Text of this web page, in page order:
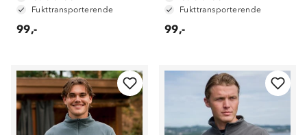
Fukttransporterende
99,-
Fukttransporterende
99,-